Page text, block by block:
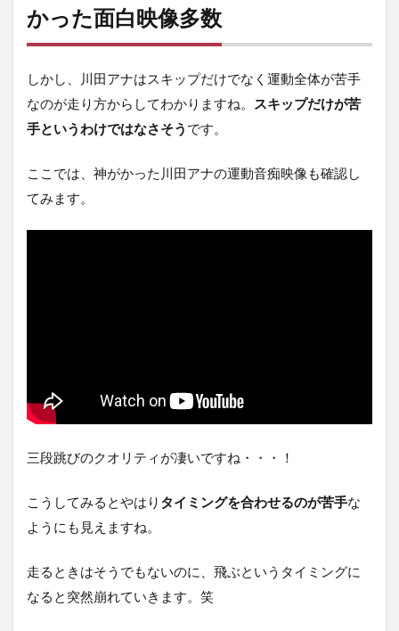
かった面白映像多数
しかし、川田アナはスキップだけでなく運動全体が苦手
なのが走り方からしてわかりますね。
スキップだけが苦
手というわけではなさそう です。
ここでは、神がかった川田アナの運動音痴映像も確認し
てみます。
三段跳びのクオリティが凄いですね・・・！
こうしてみるとやはり タイミングを合わせるのが苦手な
ようにも見えますね。
走るときはそうでもないのに、飛ぶというタイミングに
なると突然崩れていきます。笑